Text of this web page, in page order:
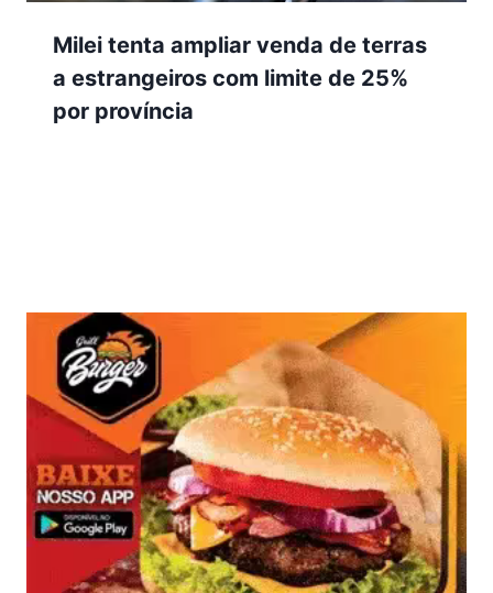
Milei tenta ampliar venda de terras
a estrangeiros com limite de 25%
por província